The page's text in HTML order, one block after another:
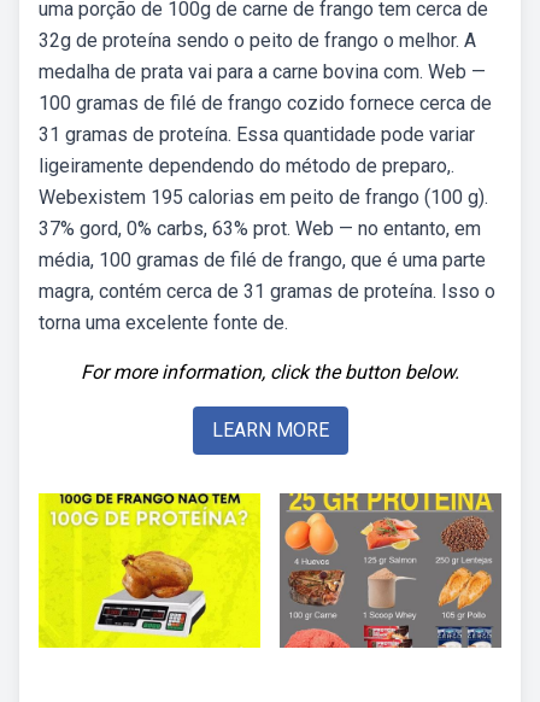
uma porção de 100g de carne de frango tem cerca de
32g de proteína sendo o peito de frango o melhor. A
medalha de prata vai para a carne bovina com. Web —
100 gramas de filé de frango cozido fornece cerca de
31 gramas de proteína. Essa quantidade pode variar
ligeiramente dependendo do método de preparo,.
Webexistem 195 calorias em peito de frango (100 g).
37% gord, 0% carbs, 63% prot. Web — no entanto, em
média, 100 gramas de filé de frango, que é uma parte
magra, contém cerca de 31 gramas de proteína. Isso o
torna uma excelente fonte de.
For more information, click the button below.
LEARN MORE